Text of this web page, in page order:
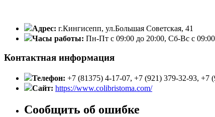
Адрес: г.Кингисепп, ул.Большая Советская, 41
Часы работы: Пн-Пт с 09:00 до 20:00, Сб-Вс с
Контактная информация
Телефон: +7 (81375) 4-17-07, +7 (921) 379-32-93, +7
Сайт: https://www.colibristoma.com/
Сообщить об ошибке